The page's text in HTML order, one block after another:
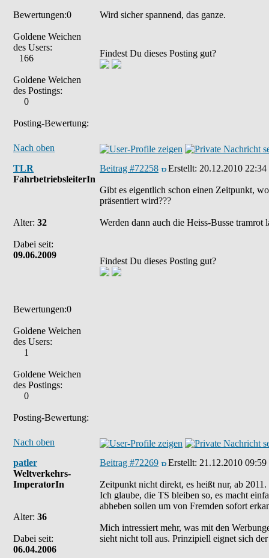
Bewertungen:0
Goldene Weichen
des Users:
166
Goldene Weichen
des Postings:
0
Posting-Bewertung:
Wird sicher spannend, das ganze.
Findest Du dieses Posting gut?
Nach oben
TLR
FahrbetriebsleiterIn
Alter: 32
Dabei seit:
09.06.2009
Bewertungen:0
Goldene Weichen
des Users:
1
Goldene Weichen
des Postings:
0
Posting-Bewertung:
Beitrag #72258 Erstellt: 20.12.2010 22:34
Gibt es eigentlich schon einen Zeitpunkt,
präsentiert wird???
Werden dann auch die Heiss-Busse tramrot
Findest Du dieses Posting gut?
Nach oben
patler
Weltverkehrs-
ImperatorIn
Alter: 36
Dabei seit:
06.04.2006
Beitrag #72269 Erstellt: 21.12.2010 09:59
Zeitpunkt nicht direkt, es heißt nur, ab
Ich glaube, die TS bleiben so, es macht
abheben sollen um von Fremden sofort
Mich intressiert mehr, was mit den
sieht nicht toll aus. Prinzipiell eignet sich